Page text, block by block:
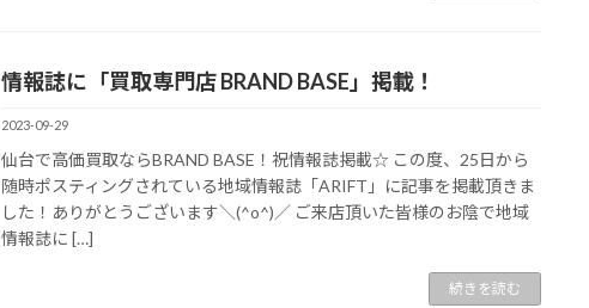
情報誌に「買取専門店 BRAND BASE」掲載！
2023-09-29
仙台で高価買取ならBRAND BASE！祝情報誌掲載☆ この度、25日から
随時ポスティングされている地域情報誌「ARIFT」に記事を掲載頂きま
した！ありがとうございます＼(^o^)／ ご来店頂いた皆様のお陰で地域
情報誌に […]
続きを読む